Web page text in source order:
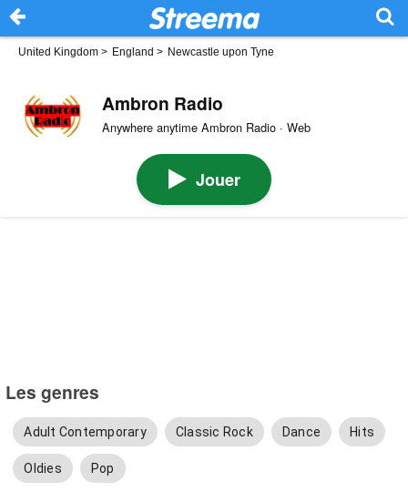
United Kingdom > England > Newcastle upon Tyne
Ambron Radio
Anywhere anytime Ambron Radio · Web
Jouer
Les genres
Adult Contemporary Classic Rock Dance Hits
Oldies Pop